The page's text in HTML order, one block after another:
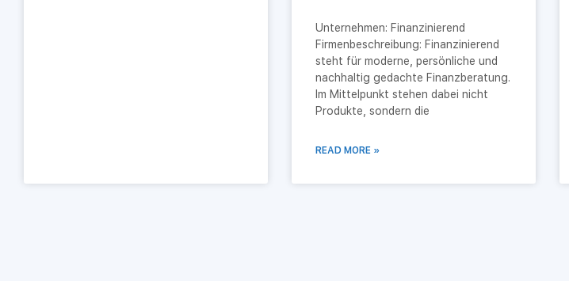
Unternehmen: Finanzinierend
Firmenbeschreibung: Finanzinierend
steht für moderne, persönliche und
nachhaltig gedachte Finanzberatung.
Im Mittelpunkt stehen dabei nicht
Produkte, sondern die
READ MORE »